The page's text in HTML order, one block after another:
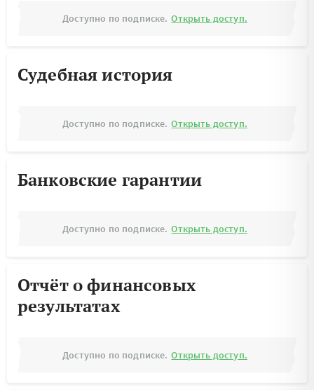
Доступно по подписке. Открыть доступ.
Судебная история
Доступно по подписке. Открыть доступ.
Банковские гарантии
Доступно по подписке. Открыть доступ.
Отчёт о финансовых
результатах
Доступно по подписке. Открыть доступ.